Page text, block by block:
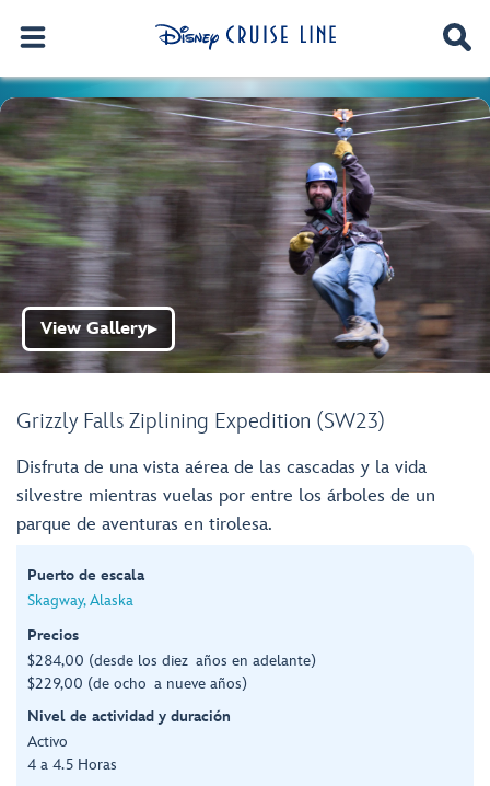
Grizzly Falls Ziplining Expedition (SW23)
View Gallery▶
Disfruta de una vista aérea de las cascadas y la vida
silvestre mientras vuelas por entre los árboles de un
parque de aventuras en tirolesa.
Puerto de escala
Skagway, Alaska
Precios
$284,00 (desde los diez años en adelante)
$229,00 (de ocho a nueve años)
Nivel de actividad y duración
Activo
4 a 4.5 Horas